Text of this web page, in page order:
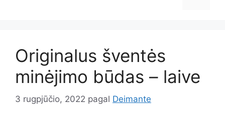
Originalus šventės
minėjimo būdas – laive
3 rugpjūčio, 2022 pagal Deimante